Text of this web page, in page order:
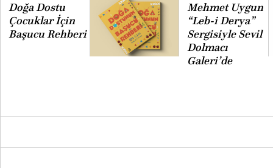
Doğa Dostu
Çocuklar İçin
Başucu Rehberi
Mehmet Uygun
“Leb-i Derya”
Sergisiyle Sevil
Dolmacı
Galeri’de